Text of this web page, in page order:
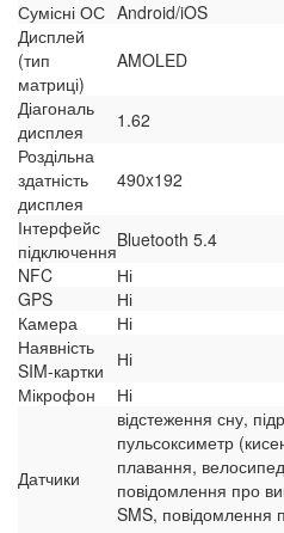
Сумісні ОС Android/iOS
Дисплей
(тип
матриці)
AMOLED
Діагональ
дисплея
1.62
Роздільна
здатність
дисплея
490x192
Інтерфейс
підключенняBluetooth 5.4
NFC
Ні
GPS
Ні
Камера
Ні
Наявність
SIM-картки
Ні
Мікрофон
Ні
Датчики
відстеження сну,
пульсоксиметр
плавання,
повідомлення про
SMS, повідомлення